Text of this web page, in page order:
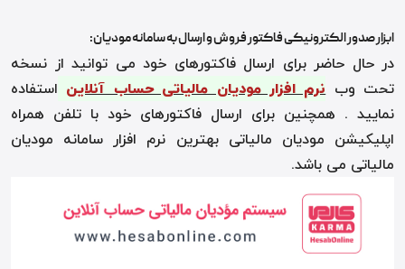
ابزار صدور الکترونیکی فاکتور فروش و ارسال به سامانه مودیان:
در حال حاضر برای ارسال فاکتورهای خود می توانید از نسخه
تحت وبنرم افزار مودیان مالیاتی حساب آنلاین استفاده
نمایید . همچنین برای ارسال فاکتورهای خود با تلفن همراه
اپلیکیشن مودیان مالیاتی بهترین نرم افزار سامانه مودیان
مالیاتی می باشد.